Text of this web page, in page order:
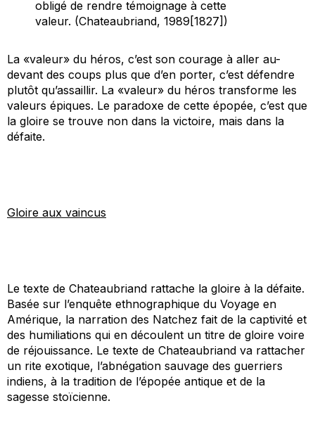
obligé de rendre témoignage à cette
valeur. (Chateaubriand, 1989[1827])
La «valeur» du héros, c’est son courage à aller au-
devant des coups plus que d’en porter, c’est défendre
plutôt qu’assaillir. La «valeur» du héros transforme les
valeurs épiques. Le paradoxe de cette épopée, c’est que
la gloire se trouve non dans la victoire, mais dans la
défaite.
Gloire aux vaincus
Le texte de Chateaubriand rattache la gloire à la défaite.
Basée sur l’enquête ethnographique du Voyage en
Amérique, la narration des Natchez fait de la captivité et
des humiliations qui en découlent un titre de gloire voire
de réjouissance. Le texte de Chateaubriand va rattacher
un rite exotique, l’abnégation sauvage des guerriers
indiens, à la tradition de l’épopée antique et de la
sagesse stoïcienne.